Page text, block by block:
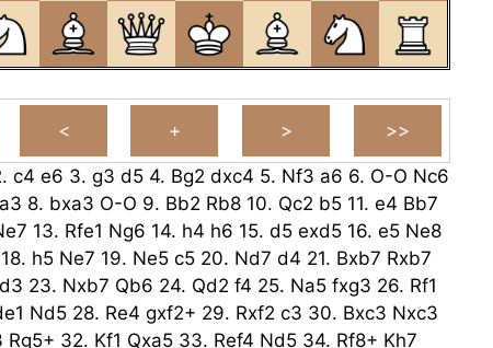
c4 e6 3. g3 d5 4. Bg2 dxc4 5. Nf3 a6 6. O-O Nc6
8. bxa3 O-O 9. Bb2 Rb8 10. Qc2 b5 11. e4 Bb7
13. Rfe1 Ng6 14. h4 h6 15. d5 exd5 16. e5 Ne8
18. h5 Ne7 19. Ne5 c5 20. Nd7 d4 21. Bxb7 Rxb7
d3 23. Nxb7 Qb6 24. Qd2 f4 25. Na5 fxg3 26. Rf1
Nd5 28. Re4 gxf2+ 29. Rxf2 c3 30. Bxc3 Nxc3
Rg5+ 32. Kf1 Qxa5 33. Ref4 Nd5 34. Rf8+ Kh7